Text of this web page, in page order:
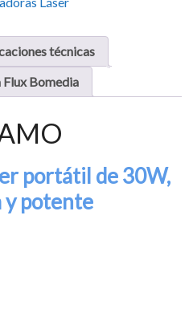
técnicas
Bomedia
portátil de 30W,
y potente